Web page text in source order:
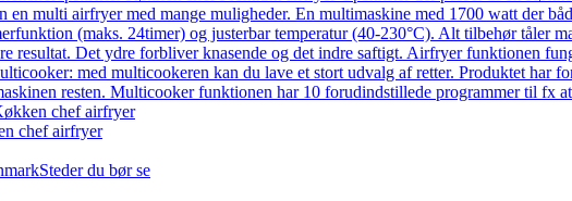
en multi airfryer med mange muligheder. En multimaskine med 1700 watt der
(maks. 24timer) og justerbar temperatur (40-230°C). Alt tilbehør tåler
resultat. Det ydre forbliver knasende og det indre saftigt. Airfryer funktionen
med multicookeren kan du lave et stort udvalg af retter. Produktet har
resten. Multicooker funktionen har 10 forudindstillede programmer til fx
chef airfryer
chef airfryer
Steder du bør se